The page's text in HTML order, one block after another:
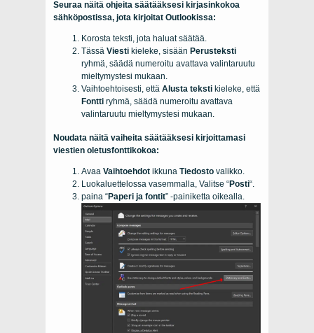
Seuraa näitä ohjeita säätääksesi kirjasinkokoa
sähköpostissa, jota kirjoitat Outlookissa:
Korosta teksti, jota haluat säätää.
Tässä Viesti kieleke, sisään Perusteksti
ryhmä, säädä numeroitu avattava valintaruutu
mieltymystesi mukaan.
Vaihtoehtoisesti, että Alusta teksti kieleke, että
Fontti ryhmä, säädä numeroitu avattava
valintaruutu mieltymystesi mukaan.
Noudata näitä vaiheita säätääksesi kirjoittamasi
viestien oletusfonttikokoa:
Avaa Vaihtoehdot ikkuna Tiedosto valikko.
Luokaluettelossa vasemmalla, Valitse “Posti“.
paina “Paperi ja fontit” -painiketta oikealla.